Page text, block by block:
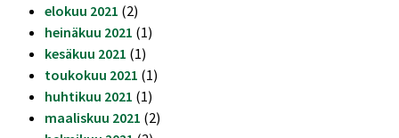
elokuu 2021 (2)
heinäkuu 2021 (1)
kesäkuu 2021 (1)
toukokuu 2021 (1)
huhtikuu 2021 (1)
maaliskuu 2021 (2)